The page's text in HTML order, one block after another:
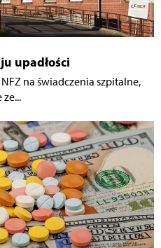
upadłości
na świadczenia szpitalne,